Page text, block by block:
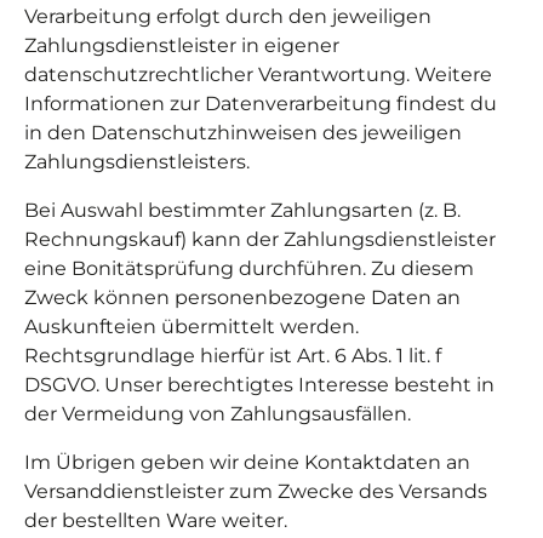
Verarbeitung erfolgt durch den jeweiligen
Zahlungsdienstleister in eigener
datenschutzrechtlicher Verantwortung. Weitere
Informationen zur Datenverarbeitung findest du
in den Datenschutzhinweisen des jeweiligen
Zahlungsdienstleisters.
Bei Auswahl bestimmter Zahlungsarten (z. B.
Rechnungskauf) kann der Zahlungsdienstleister
eine Bonitätsprüfung durchführen. Zu diesem
Zweck können personenbezogene Daten an
Auskunfteien übermittelt werden.
Rechtsgrundlage hierfür ist Art. 6 Abs. 1 lit. f
DSGVO. Unser berechtigtes Interesse besteht in
der Vermeidung von Zahlungsausfällen.
Im Übrigen geben wir deine Kontaktdaten an
Versanddienstleister zum Zwecke des Versands
der bestellten Ware weiter.